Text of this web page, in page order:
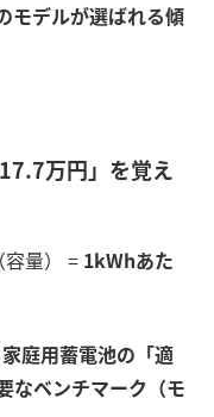
モデルが選ばれる傾
万円」を覚え
量） = 1kWhあた
庭用蓄電池の「適
なベンチマーク（モ